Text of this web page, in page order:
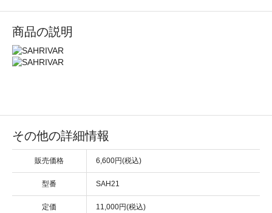
商品の説明
その他の詳細情報
販売価格 6,600円(税込)
型番 SAH21
定価 11,000円(税込)